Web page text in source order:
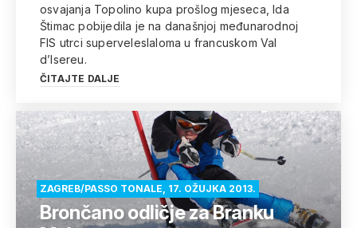
osvajanja Topolino kupa prošlog mjeseca, Ida
Štimac pobijedila je na današnjoj međunarodnoj
FIS utrci superveleslaloma u francuskom Val
d’Isereu.
ČITAJTE DALJE
ZAGREB/PASSO TONALE, 17. OŽUJKA 2013.
Brončano odličje za Branku